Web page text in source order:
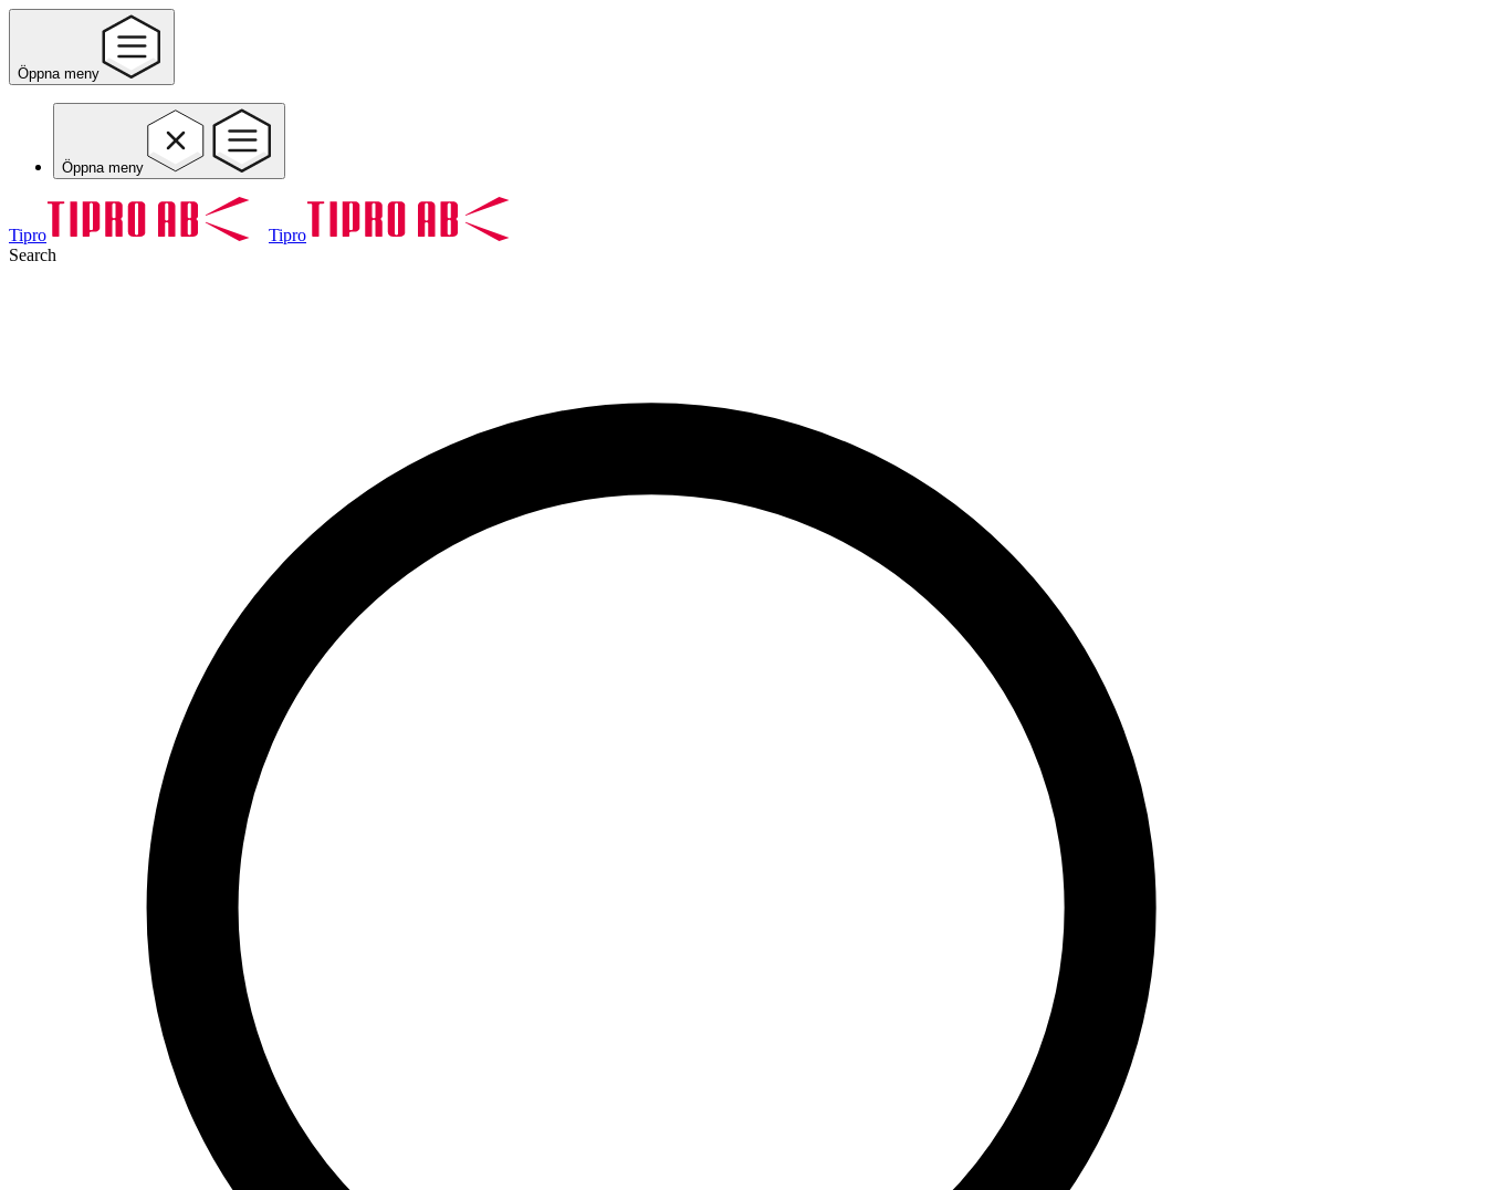
Öppna meny
Öppna meny
Tipro
Tipro
Search